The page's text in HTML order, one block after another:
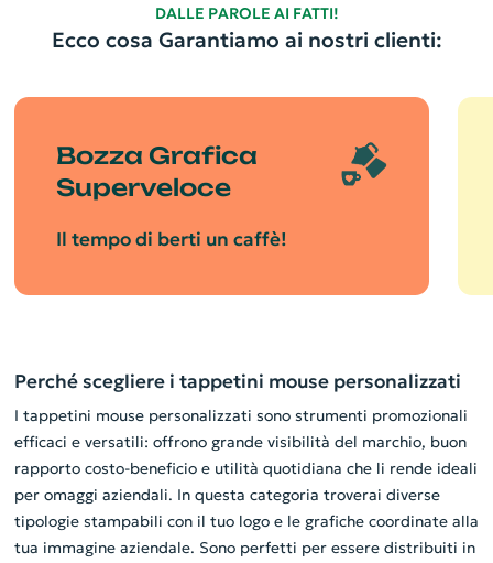
DALLE PAROLE AI FATTI!
Ecco cosa Garantiamo ai nostri clienti:
Bozza Grafica
Superveloce
Il tempo di berti un caffè!
Perché scegliere i tappetini mouse personalizzati
I tappetini mouse personalizzati sono strumenti promozionali
efficaci e versatili: offrono grande visibilità del marchio, buon
rapporto costo-beneficio e utilità quotidiana che li rende ideali
per omaggi aziendali. In questa categoria troverai diverse
tipologie stampabili con il tuo logo e le grafiche coordinate alla
tua immagine aziendale. Sono perfetti per essere distribuiti in